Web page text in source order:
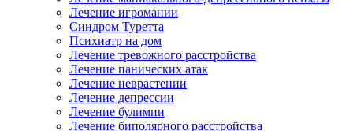
Лечение игромании
Синдром Туретта
Психиатр на дом
Лечение тревожного расстройства
Лечение панических атак
Лечение неврастении
Лечение депрессии
Лечение булимии
Лечение биполярного расстройства